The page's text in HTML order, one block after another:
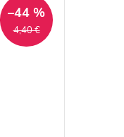
4,40 €
–44 %